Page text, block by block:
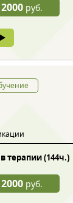
руб.
терапии (144ч.)
руб.